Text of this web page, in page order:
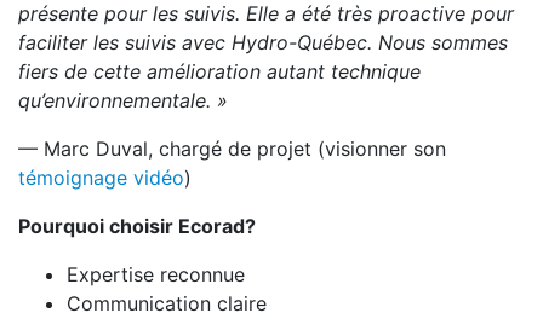
présente pour les suivis. Elle a été très proactive pour
faciliter les suivis avec Hydro-Québec. Nous sommes
fiers de cette amélioration autant technique
qu’environnementale. »
— Marc Duval, chargé de projet (visionner son
témoignage vidéo)
Pourquoi choisir Ecorad?
Expertise reconnue
Communication claire